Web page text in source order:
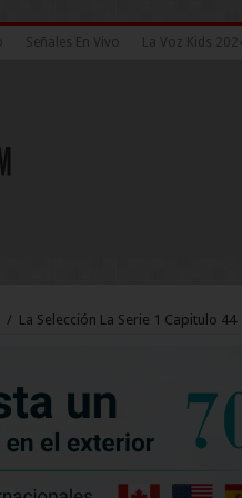
Señales En Vivo La Voz Kids 2024
/ La Selección La Serie 1 Capitulo 44